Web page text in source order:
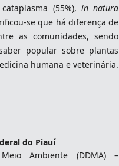
(55%), in natura
se que há diferença de
as comunidades, sendo
popular sobre plantas
humana e veterinária.
do Piauí
Ambiente (DDMA) –